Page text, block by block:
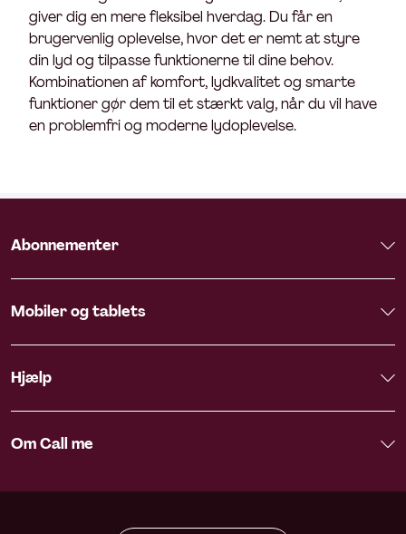
giver dig en mere fleksibel hverdag. Du får en
brugervenlig oplevelse, hvor det er nemt at styre
din lyd og tilpasse funktionerne til dine behov.
Kombinationen af komfort, lydkvalitet og smarte
funktioner gør dem til et stærkt valg, når du vil have
en problemfri og moderne lydoplevelse.
Abonnementer
Mobiler og tablets
Hjælp
Om Call me